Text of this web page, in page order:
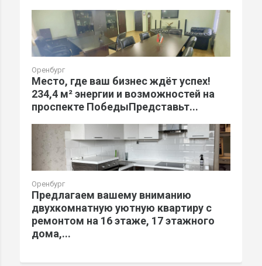
Оренбург
Место, где ваш бизнес ждёт успех!
234,4 м² энергии и возможностей на
проспекте ПобедыПредставьт...
Оренбург
Предлагаем вашему вниманию
двухкомнатную уютную квартиру с
ремонтом на 16 этаже, 17 этажного
дома,...